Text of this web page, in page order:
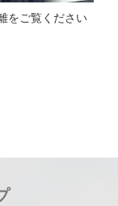
をご覧ください